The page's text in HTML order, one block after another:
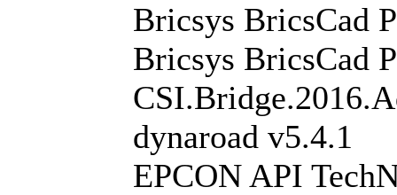
Bricsys BricsCad
Bricsys BricsCad
dynaroad v5.4.1
EPCON API